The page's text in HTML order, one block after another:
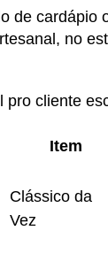
de cardápio
no
pro cliente
Item
Clássico da
Vez